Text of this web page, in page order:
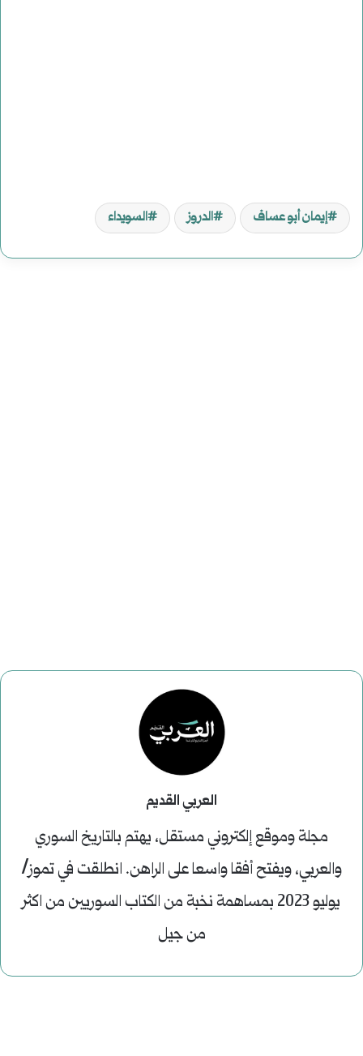
إيمان أبو عساف الدروز السويداء
العربي القديم
مجلة وموقع إلكتروني مستقل، يهتم بالتاريخ السوري
والعربي، ويفتح أفقا واسعا على الراهن. انطلقت في تموز/
يوليو 2023 بمساهمة نخبة من الكتاب السوريين من اكثر
من جيل